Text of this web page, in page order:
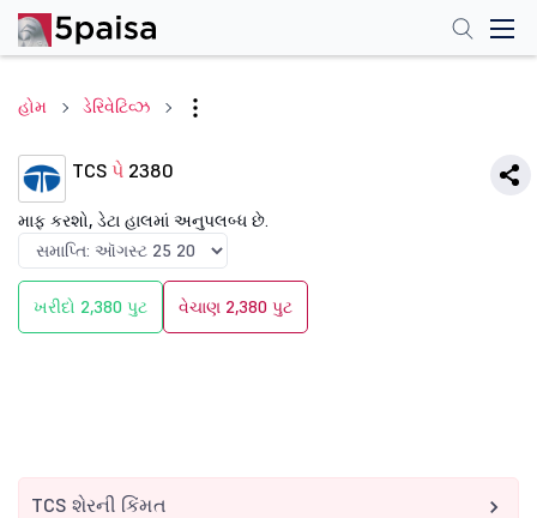
હોમ ડેરિવેટિવ્ઝ
TCS પે 2380
માફ કરશો, ડેટા હાલમાં અનુપલબ્ધ છે.
ખરીદો 2,380 પુટ વેચાણ 2,380 પુટ
TCS શેરની કિંમત